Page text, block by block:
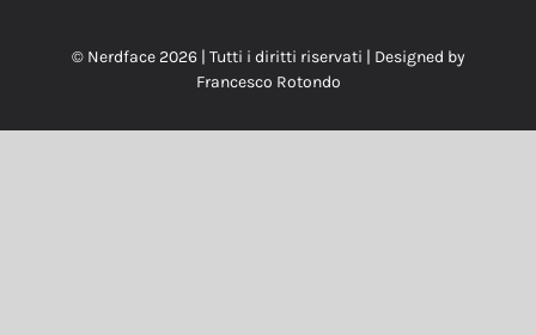
© Nerdface 2026 | Tutti i diritti riservati | Designed by
Francesco Rotondo